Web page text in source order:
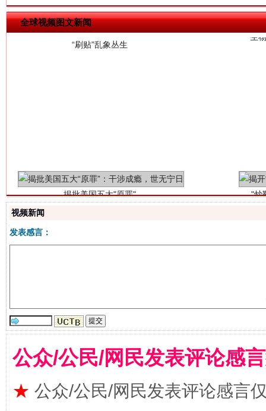
全球视频图文新闻
视频新闻
发表感言：
公众/公民/网民发表评论感
★ 公众/公民/网民发表评论感言